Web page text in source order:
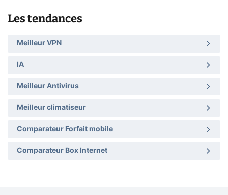
Les tendances
Meilleur VPN
IA
Meilleur Antivirus
Meilleur climatiseur
Comparateur Forfait mobile
Comparateur Box Internet